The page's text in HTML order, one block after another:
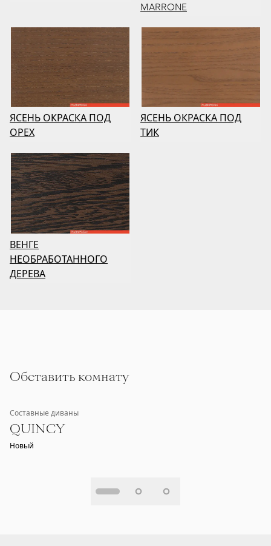
MARRONE
ЯСЕНЬ ОКРАСКА ПОД
ОРЕХ
ЯСЕНЬ ОКРАСКА ПОД
ТИК
ВЕНГЕ
НЕОБРАБОТАННОГО
ДЕРЕВА
Обставить комнату
Составные диваны
QUINCY
Новый